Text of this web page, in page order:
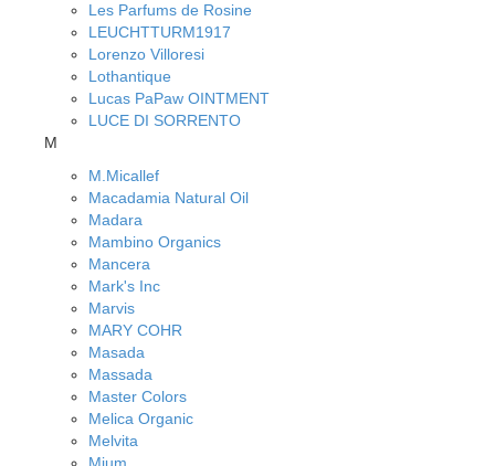
Les Parfums de Rosine
LEUCHTTURM1917
Lorenzo Villoresi
Lothantique
Lucas PaPaw OINTMENT
LUCE DI SORRENTO
M
M.Micallef
Macadamia Natural Oil
Madara
Mambino Organics
Mancera
Mark's Inc
Marvis
MARY COHR
Masada
Massada
Master Colors
Melica Organic
Melvita